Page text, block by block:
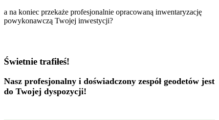
a na koniec przekaże profesjonalnie opracowaną inwentaryzację
powykonawczą Twojej inwestycji?
Świetnie trafiłeś!
Nasz profesjonalny i doświadczony zespół geodetów jest
do Twojej dyspozycji!